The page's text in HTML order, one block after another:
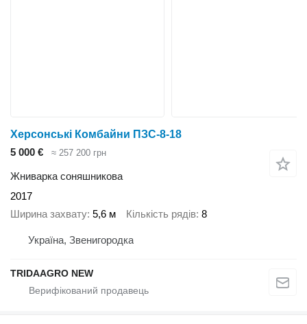
Херсонські Комбайни ПЗС-8-18
5 000 €
≈ 257 200 грн
Жниварка соняшникова
2017
Ширина захвату 5,6 м Кількість рядів 8
Україна, Звенигородка
TRIDAAGRO NEW